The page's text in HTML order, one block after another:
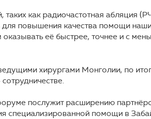
таких как радиочастотная абляция
для повышения качества помощи
её быстрее, точнее и с
хирургами Монголии, по
послужит расширению
специализированной помощи в